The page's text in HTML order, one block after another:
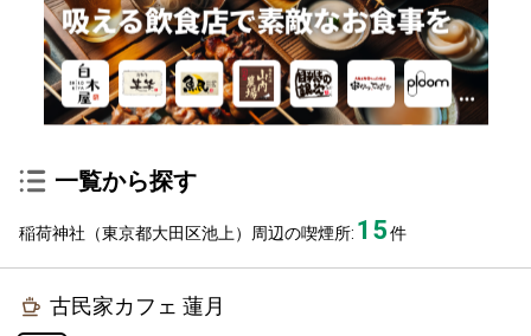
一覧から探す
稲荷神社（東京都大田区池上）周辺の喫煙所: 15件
古民家カフェ 蓮月